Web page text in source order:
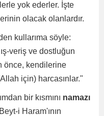
yok ederler. İşte
olacak olanlardır.
kullarıma söyle:
veriş ve dostluğun
önce, kendilerine
için) harcasınlar."
bir kısmını namazı
i Haram'ının